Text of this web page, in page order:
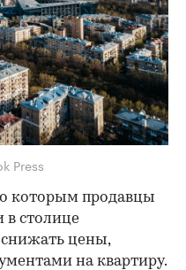
Press
которым продавцы
столице
цены,
на квартиру.